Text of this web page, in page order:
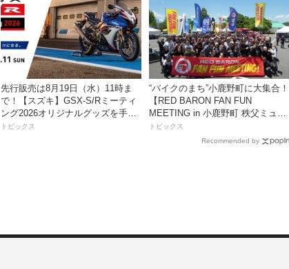
先行販売は8月19日（水）11時ま
で！【スズキ】GSX-S/Rミーティ
ング2026オリジナルグッズを手に
入れよう！
トピックス
“バイクのまち”小鹿野町に大集合！
【RED BARON FAN FUN
MEETING in 小鹿野町 秩父ミュー
ズパーク】
トピックス
Recommended by